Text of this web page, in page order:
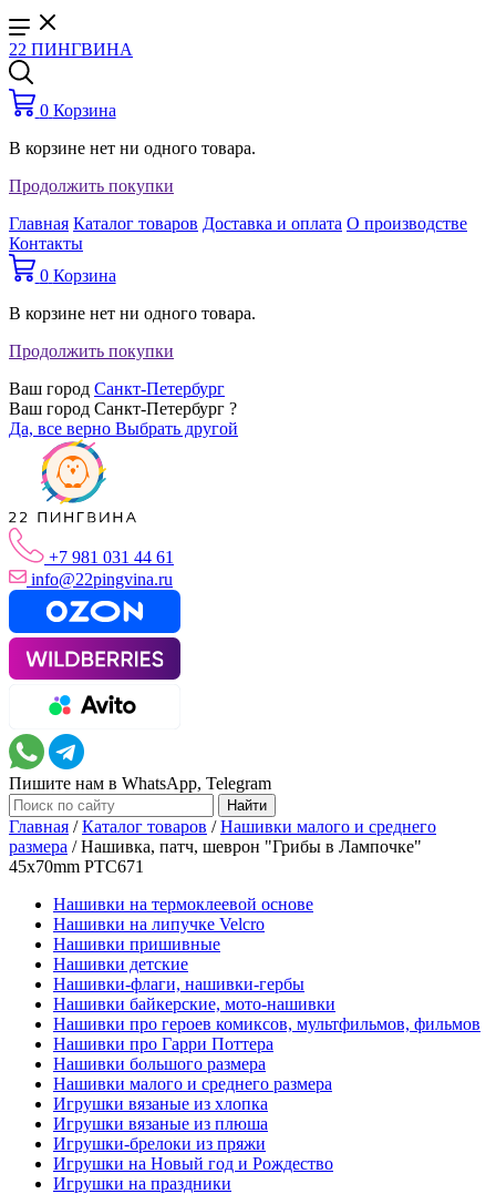
22 ПИНГВИНА
0 Корзина
В корзине нет ни одного товара.
Продолжить покупки
Главная Каталог товаров Доставка и оплата О производстве
Контакты
0 Корзина
В корзине нет ни одного товара.
Продолжить покупки
Ваш город Санкт-Петербург
Ваш город Санкт-Петербург ?
Да, все верно Выбрать другой
+7 981 031 44 61
info@22pingvina.ru
Пишите нам в WhatsApp, Telegram
Главная /Каталог товаров /Нашивки малого и среднего
размера /Нашивка, патч, шеврон "Грибы в Лампочке"
45x70mm PTC671
Нашивки на термоклеевой основе
Нашивки на липучке Velcro
Нашивки пришивные
Нашивки детские
Нашивки-флаги, нашивки-гербы
Нашивки байкерские, мото-нашивки
Нашивки про героев комиксов, мультфильмов, фильмов
Нашивки про Гарри Поттера
Нашивки большого размера
Нашивки малого и среднего размера
Игрушки вязаные из хлопка
Игрушки вязаные из плюша
Игрушки-брелоки из пряжи
Игрушки на Новый год и Рождество
Игрушки на праздники